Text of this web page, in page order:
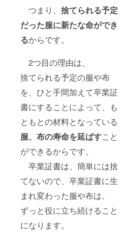
つまり、 捨てられる予定
だった服に新たな命ができ
るからです。
2つ目の理由は、
捨てられる予定の服や布
を、ひと手間加えて卒業証
書にすることによって、も
ともとの材料となっている
服、布の寿命を延ばすこと
ができるからです。
卒業証書は、簡単には捨
てないので、卒業証書に生
まれ変わった服や布は、
ずっと役に立ち続けること
になります。